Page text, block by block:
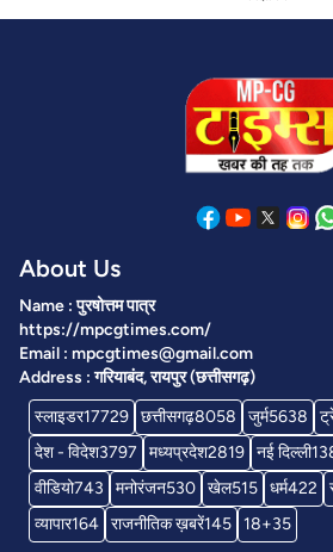
About Us
Name : पुरषोत्तम पात्र
https://mpcgtimes.com/
Email : mpcgtimes@gmail.com
Address : गरियाबंद, रायपुर (छत्तीसगढ़)
स्लाइडर17729 छत्तीसगढ़8058 जुर्म5638
देश - विदेश3797 मध्यप्रदेश2819 नई दिल्ली
वीडियो743 मनोरंजन530 खेल515 धर्म422
व्यापार164 राजनीतिक ख़बरें145 18+35